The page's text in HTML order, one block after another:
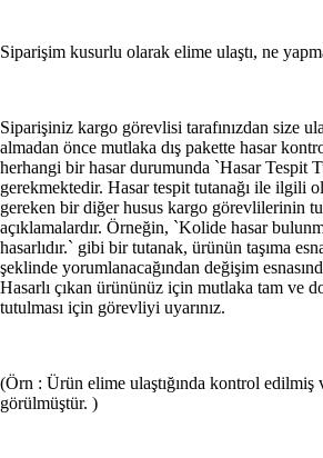
Elektrikli El Aletleri
Aydınlatma
Elektrik ve Tesisat Malzemeleri
Banyo Ve Mutfak Vitrifiye
Banyo Ürünleri
Güvenlik Ürünleri
Siparişim kusurlu olarak elime ulaştı, ne
Siparişiniz kargo görevlisi tarafınızdan size
almadan önce mutlaka dış pakette hasar
herhangi bir hasar durumunda `Hasar Tespit
gerekmektedir. Hasar tespit tutanağı ile ilgili
gereken bir diğer husus kargo görevlilerinin
açıklamalardır. Örneğin, `Kolide hasar
hasarlıdır.` gibi bir tutanak, ürünün taşıma
şeklinde yorumlanacağından değişim
Hasarlı çıkan ürününüz için mutlaka tam ve
tutulması için görevliyi uyarınız.
(Örn : Ürün elime ulaştığında kontrol edilmiş
görülmüştür. )